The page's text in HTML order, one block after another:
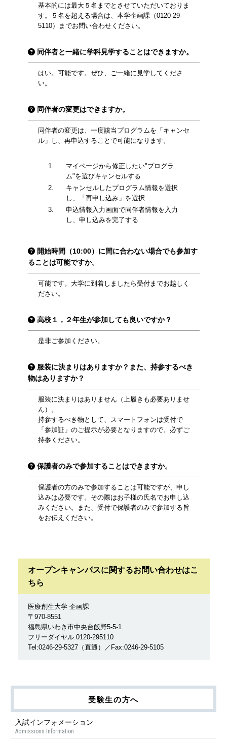
基本的には最大５名までとさせていただいておりま
す。５名を超える場合は、本学企画課（0120-29-
5110）までお問い合わせください。
同伴者と一緒に学科見学することはできますか。
はい。可能です。ぜひ、ご一緒に見学してくださ
い。
同伴者の変更はできますか。
同伴者の変更は、一度該当プログラムを「キャンセ
ル」し、再申込することで可能になります。
マイページから修正したい"プログラ
ム"を選びキャンセルする
キャンセルしたプログラム情報を選択
し、「再申し込み」を選択
申込情報入力画面で同伴者情報を入力
し、申し込みを完了する
開始時間（10:00）に間に合わない場合でも参加す
ることは可能ですか。
可能です。大学に到着しましたら受付までお越しく
ださい。
高校１，２年生が参加しても良いですか？
是非ご参加ください。
服装に決まりはありますか？また、持参するべき
物はありますか？
服装に決まりはありません（上履きも必要ありませ
ん）。
持参するべき物として、スマートフォンは受付で
「参加証」のご提示が必要となりますので、必ずご
持参ください。
保護者のみで参加することはできますか。
保護者の方のみで参加することは可能ですが、申し
込みは必要です。その際はお子様の氏名でお申し込
みください。また、受付で保護者のみで参加する旨
をお伝えください。
オープンキャンパスに関するお問い合わせはこ
ちら
医療創生大学 企画課
〒970-8551
福島県いわき市中央台飯野5-5-1
フリーダイヤル:0120-295110
Tel:0246-29-5327（直通）／Fax:0246-29-5105
受験生の方へ
入試インフォメーション
Admissions Information